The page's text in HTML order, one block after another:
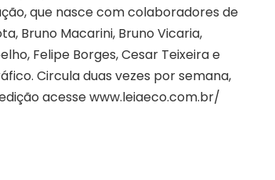
que nasce com colaboradores de
Bruno Macarini, Bruno Vicaria,
Felipe Borges, Cesar Teixeira e
Circula duas vezes por semana,
acesse www.leiaeco.com.br/